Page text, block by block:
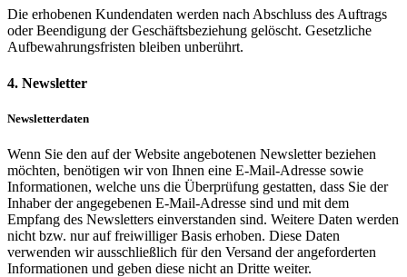
Die erhobenen Kundendaten werden nach Abschluss des Auftrags
oder Beendigung der Geschäftsbeziehung gelöscht. Gesetzliche
Aufbewahrungsfristen bleiben unberührt.
4. Newsletter
Newsletterdaten
Wenn Sie den auf der Website angebotenen Newsletter beziehen
möchten, benötigen wir von Ihnen eine E-Mail-Adresse sowie
Informationen, welche uns die Überprüfung gestatten, dass Sie der
Inhaber der angegebenen E-Mail-Adresse sind und mit dem
Empfang des Newsletters einverstanden sind. Weitere Daten werden
nicht bzw. nur auf freiwilliger Basis erhoben. Diese Daten
verwenden wir ausschließlich für den Versand der angeforderten
Informationen und geben diese nicht an Dritte weiter.